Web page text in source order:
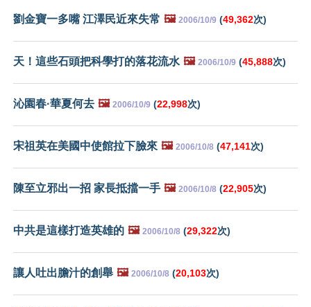
劉金寶一多嘴 江澤民近來失常 🖼️ 2006/10/9 (49,362次)
天！這些石頭把科學打的落花流水 🖼️ 2006/10/9 (45,888次)
沁園春·華夏何去 🖼️ 2006/10/9 (22,998次)
宋祖英在美國中使館拉下臉來 🖼️ 2006/10/8 (47,141次)
陳至立邪出一招 家長抵擋一手 🖼️ 2006/10/8 (22,905次)
中共是這樣打造英雄的 🖼️ 2006/10/8 (29,322次)
讓人吐出膽汁的創舉 🖼️ 2006/10/8 (20,103次)